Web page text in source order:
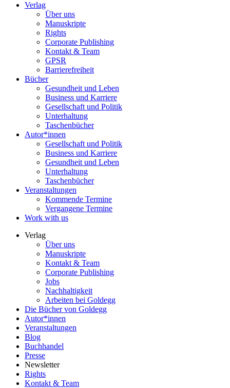
Verlag
Über uns
Manuskripte
Rights
Corporate Publishing
Kontakt & Team
GPSR
Barrierefreiheit
Bücher
Gesundheit und Leben
Business und Karriere
Gesellschaft und Politik
Unterhaltung
Taschenbücher
Autor*innen
Gesellschaft und Politik
Business und Karriere
Gesundheit und Leben
Unterhaltung
Taschenbücher
Veranstaltungen
Kommende Termine
Vergangene Termine
Work with us
Verlag
Über uns
Manuskripte
Kontakt & Team
Corporate Publishing
Jobs
Nachhaltigkeit
Arbeiten bei Goldegg
Die Bücher von Goldegg
Autor*innen
Veranstaltungen
Blog
Buchhandel
Presse
Newsletter
Rights
Kontakt & Team